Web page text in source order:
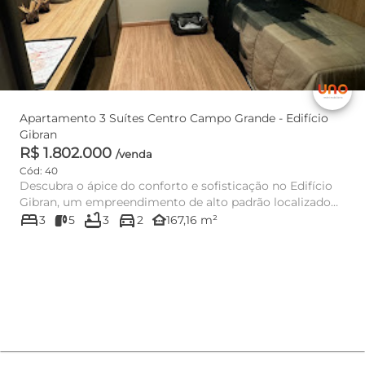
Apartamento 3 Suítes Centro Campo Grande - Edifício
Gibran
R$ 1.802.000 /venda
Cód: 40
Descubra o ápice do conforto e sofisticação no Edifício
Gibran, um empreendimento de alto padrão localizado
na Rua Alber...
bed3 5 bathtub3 directions_car2 other_houses167,16 m²